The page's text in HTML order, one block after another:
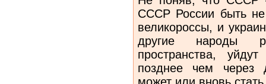
СССР России быть
великороссы, и
другие народы
пространства,
позднее чем через